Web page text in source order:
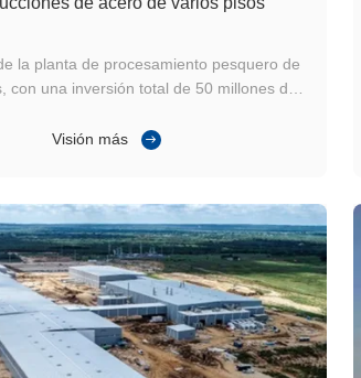
la planta de procesamiento pesquero de
con una inversión total de 50 millones de
acero de varios pisos en la construcción
Visión más